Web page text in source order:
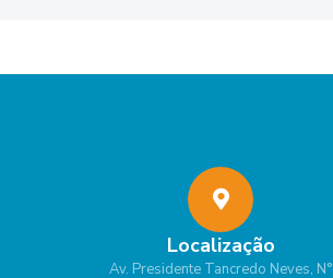
Localização
Av. Presidente Tancredo Neves, N°